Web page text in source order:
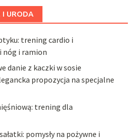
I URODA
trening cardio i
nóg i ramion
danie z kaczki w sosie
propozycja na specjalne
trening dla
pomysły na pożywne i